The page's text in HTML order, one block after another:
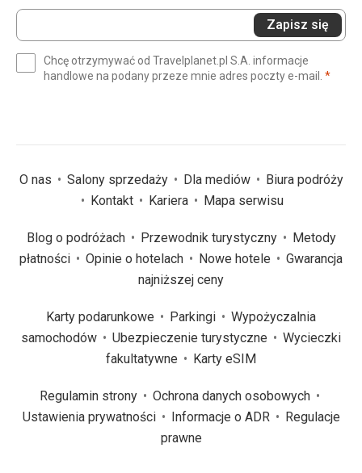
Wprowadź
swój
(wymagane)
Zapisz się
Chcę otrzymywać od Travelplanet.pl S.A. informacje
handlowe na podany przeze mnie adres poczty e-mail. *
O nas Salony sprzedaży Dla mediów
Biura podróży
Kontakt
Kariera Mapa serwisu
Blog o podróżach Przewodnik turystyczny
Metody
płatności
Opinie o hotelach Nowe hotele
Gwarancja
najniższej ceny
Karty podarunkowe Parkingi
Wypożyczalnia
samochodów
Ubezpieczenie turystyczne
Wycieczki
fakultatywne
Karty eSIM
Regulamin strony
Ochrona danych osobowych
Ustawienia prywatności
Informacje o ADR
Regulacje
prawne